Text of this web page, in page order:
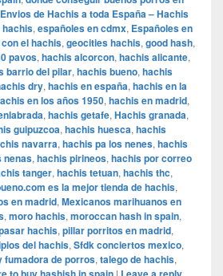
Envios de Hachis a toda España – Hachis
, españoles en cdmx, Españoles en
el hachis, geocities hachis, good hash,
pavos, hachis alcorcon, hachis alicante,
barrio del pilar, hachis bueno, hachis
dry, hachis en españa, hachis en la
en los años 1950, hachis en madrid,
, hachis getafe, Hachis granada,
guipuzcoa, hachis huesca, hachis
navarra, hachis pa los nenes, hachis
nenas, hachis pirineos, hachis por correo
tanger, hachis tetuan, hachis thc,
es la mejor tienda de hachis,
en madrid, Mexicanos marihuanos en
, moro hachis, moroccan hash in spain,
hachis, pillar porritos en madrid,
del hachis, Sfdk conciertos mexico,
fumadora de porros, talego de hachis,
|